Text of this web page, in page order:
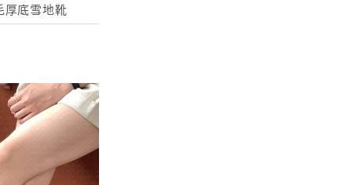
厚底雪地靴